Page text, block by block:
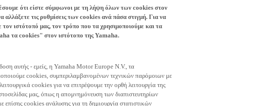
ότι είστε σύμφωνοι με τη λήψη όλων των cookies στον
τις ρυθμίσεις των cookies ανά πάσα στιγμή. Για να
ιστότοπό μας, τον τρόπο που τα χρησιμοποιούμε και τα
τα cookies" στον ιστότοπο της Yamaha.
αυτής - εμείς, η Yamaha Motor Europe N.V., τα
cookies, συμπεριλαμβανομένων τεχνικών παρόμοιων με
cookies για να επιτρέψουμε την ορθή λειτουργία της
μας, όπως η απομνημόνευση των διαπιστευτηρίων
cookies ανάλυσης για τη δημιουργία στατιστικών